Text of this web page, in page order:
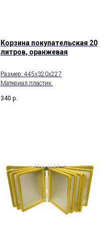
Корзина покупательская 20
литров, оранжевая
Размер: 445х320х227
Материал пластик.
340 р.